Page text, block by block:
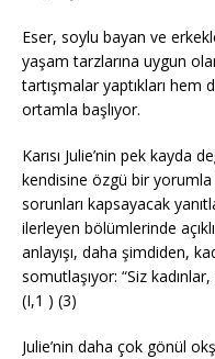
Eser, soylu bayan ve
yaşam tarzlarına uygun
tartışmalar yaptıkları hem
ortamla başlıyor.
Karısı Julie’nin pek kayda
kendisine özgü bir yorumla
sorunları kapsayacak
ilerleyen bölümlerinde
anlayışı, daha şimdiden,
somutlaşıyor: “Siz kadınlar,
(I,1 ) (3)
Julie’nin daha çok gönül